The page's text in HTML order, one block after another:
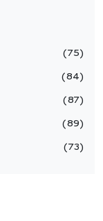
75
84
87
89
73